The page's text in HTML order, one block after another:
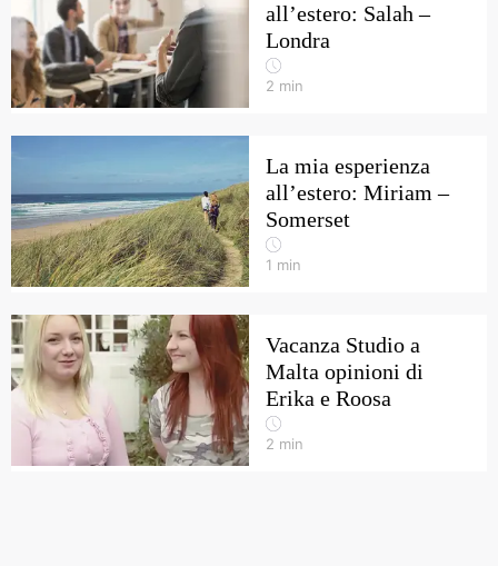
all’estero: Salah –
Londra
2 min
La mia esperienza
all’estero: Miriam –
Somerset
1 min
Vacanza Studio a
Malta opinioni di
Erika e Roosa
2 min